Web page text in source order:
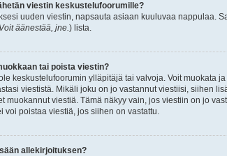
viestin keskustelufoorumille?
uuden viestin, napsauta asiaan kuuluvaa nappulaa.
äänestää, jne.) lista.
tai poista viestin?
keskustelufoorumin ylläpitäjä tai valvoja. Voit muokata
viestistä. Mikäli joku on jo vastannut viestiisi, siihen
muokannut viestiä. Tämä näkyy vain, jos viestiin on jo
voi poistaa viestiä, jos siihen on vastattu.
allekirjoituksen?